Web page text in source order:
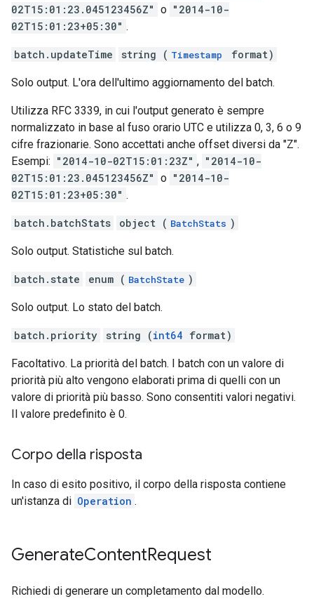
02T15:01:23.045123456Z" o "2014-10-
02T15:01:23+05:30" .
batch.updateTime string ( Timestamp format)
Solo output. L'ora dell'ultimo aggiornamento del batch.
Utilizza RFC 3339, in cui l'output generato è sempre
normalizzato in base al fuso orario UTC e utilizza 0, 3, 6 o 9
cifre frazionarie. Sono accettati anche offset diversi da "Z".
Esempi: "2014-10-02T15:01:23Z" , "2014-10-
02T15:01:23.045123456Z" o "2014-10-
02T15:01:23+05:30" .
batch.batchStats object ( BatchStats )
Solo output. Statistiche sul batch.
batch.state enum ( BatchState )
Solo output. Lo stato del batch.
batch.priority string (int64 format)
Facoltativo. La priorità del batch. I batch con un valore di
priorità più alto vengono elaborati prima di quelli con un
valore di priorità più basso. Sono consentiti valori negativi.
Il valore predefinito è 0.
Corpo della risposta
In caso di esito positivo, il corpo della risposta contiene
un'istanza di Operation .
GenerateContentRequest
Richiedi di generare un completamento dal modello.